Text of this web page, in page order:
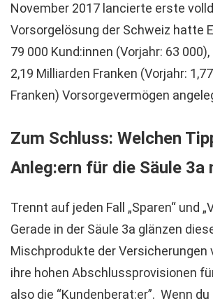
November 2017 lancierte erste
Vorsorgelösung der Schweiz hatte
79 000 Kund:innen (Vorjahr: 63
2,19 Milliarden Franken (Vorjahr:
Franken) Vorsorgevermögen
Zum Schluss: Welchen
Anleg:ern für die Säule 3a
Trennt auf jeden Fall „Sparen“ und
Gerade in der Säule 3a glänzen
Mischprodukte der Versicherungen
ihre hohen Abschlussprovisionen
also die “Kundenberat:er”. Wenn du